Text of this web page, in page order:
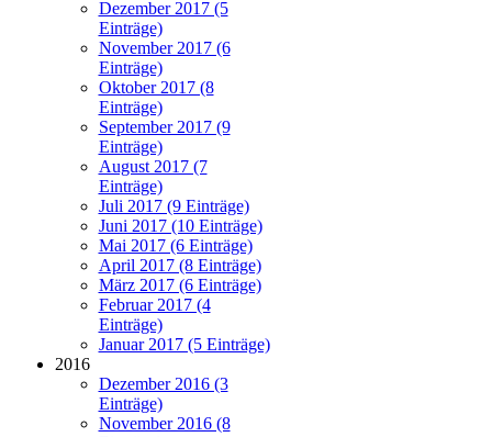
Dezember 2017 (5
Einträge)
November 2017 (6
Einträge)
Oktober 2017 (8
Einträge)
September 2017 (9
Einträge)
August 2017 (7
Einträge)
Juli 2017 (9 Einträge)
Juni 2017 (10 Einträge)
Mai 2017 (6 Einträge)
April 2017 (8 Einträge)
März 2017 (6 Einträge)
Februar 2017 (4
Einträge)
Januar 2017 (5 Einträge)
2016
Dezember 2016 (3
Einträge)
November 2016 (8